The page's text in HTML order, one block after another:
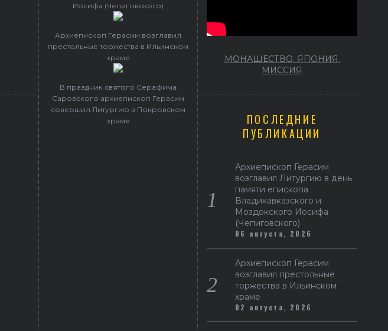
Иосифа (Чепиговского)
Архиепископ Герасим возглавил
престольные торжества в Ильинском
храме
В праздник святого Серафима
Саровского архиепископ Герасим
совершил Литургию в Покровском
храме
МОНАШЕСТВО. ЯПОНИЯ.
МИССИЯ
ПОСЛЕДНИЕ
ПУБЛИКАЦИИ
Архиепископ Герасим
возглавил Литургию в день
памяти епископа
Владикавказского и
Моздокского Иосифа
(Чепиговского)
06 августа, 2026
Архиепископ Герасим
возглавил престольные
торжества в Ильинском
храме
02 августа, 2026